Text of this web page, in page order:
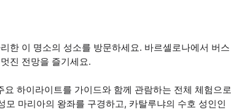
한 이 명소의 성소를 방문하세요. 바르셀로나에서 버스
진 전망을 즐기세요.
하이라이트를 가이드와 함께 관람하는 전체 체험으로
마리아의 왕좌를 구경하고, 카탈루냐의 수호 성인인